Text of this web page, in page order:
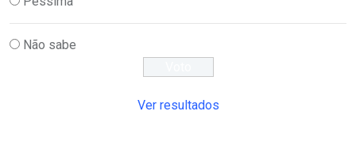
Não sabe
Ver resultados